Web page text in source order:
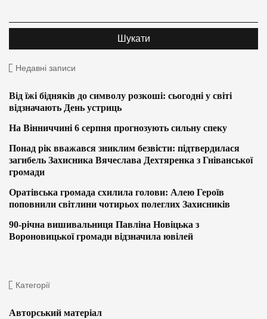
Недавні записи
Від їжі бідняків до символу розкоші: сьогодні у світі
відзначають День устриць
На Вінниччині 6 серпня прогнозують сильну спеку
Понад рік вважався зниклим безвісти: підтвердилася
загибель Захисника Вячеслава Дехтяренка з Гніванської
громади
Оратівська громада схилила голови: Алею Героїв
поповнили світлини чотирьох полеглих Захисників
90-річна вишивальниця Павліна Новіцька з
Вороновицької громади відзначила ювілей
Категорії
Авторський матеріал